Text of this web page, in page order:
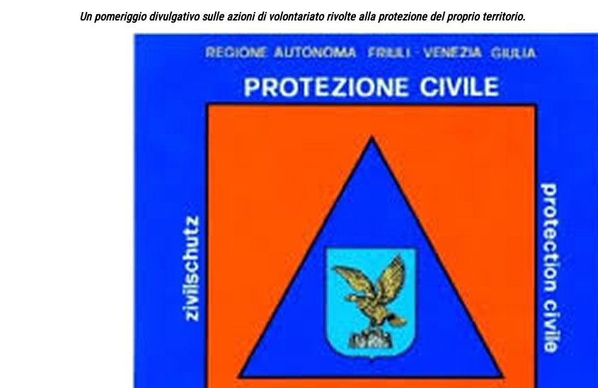
Un pomeriggio divulgativo sulle azioni di volontariato rivolte alla protezione del proprio territorio.